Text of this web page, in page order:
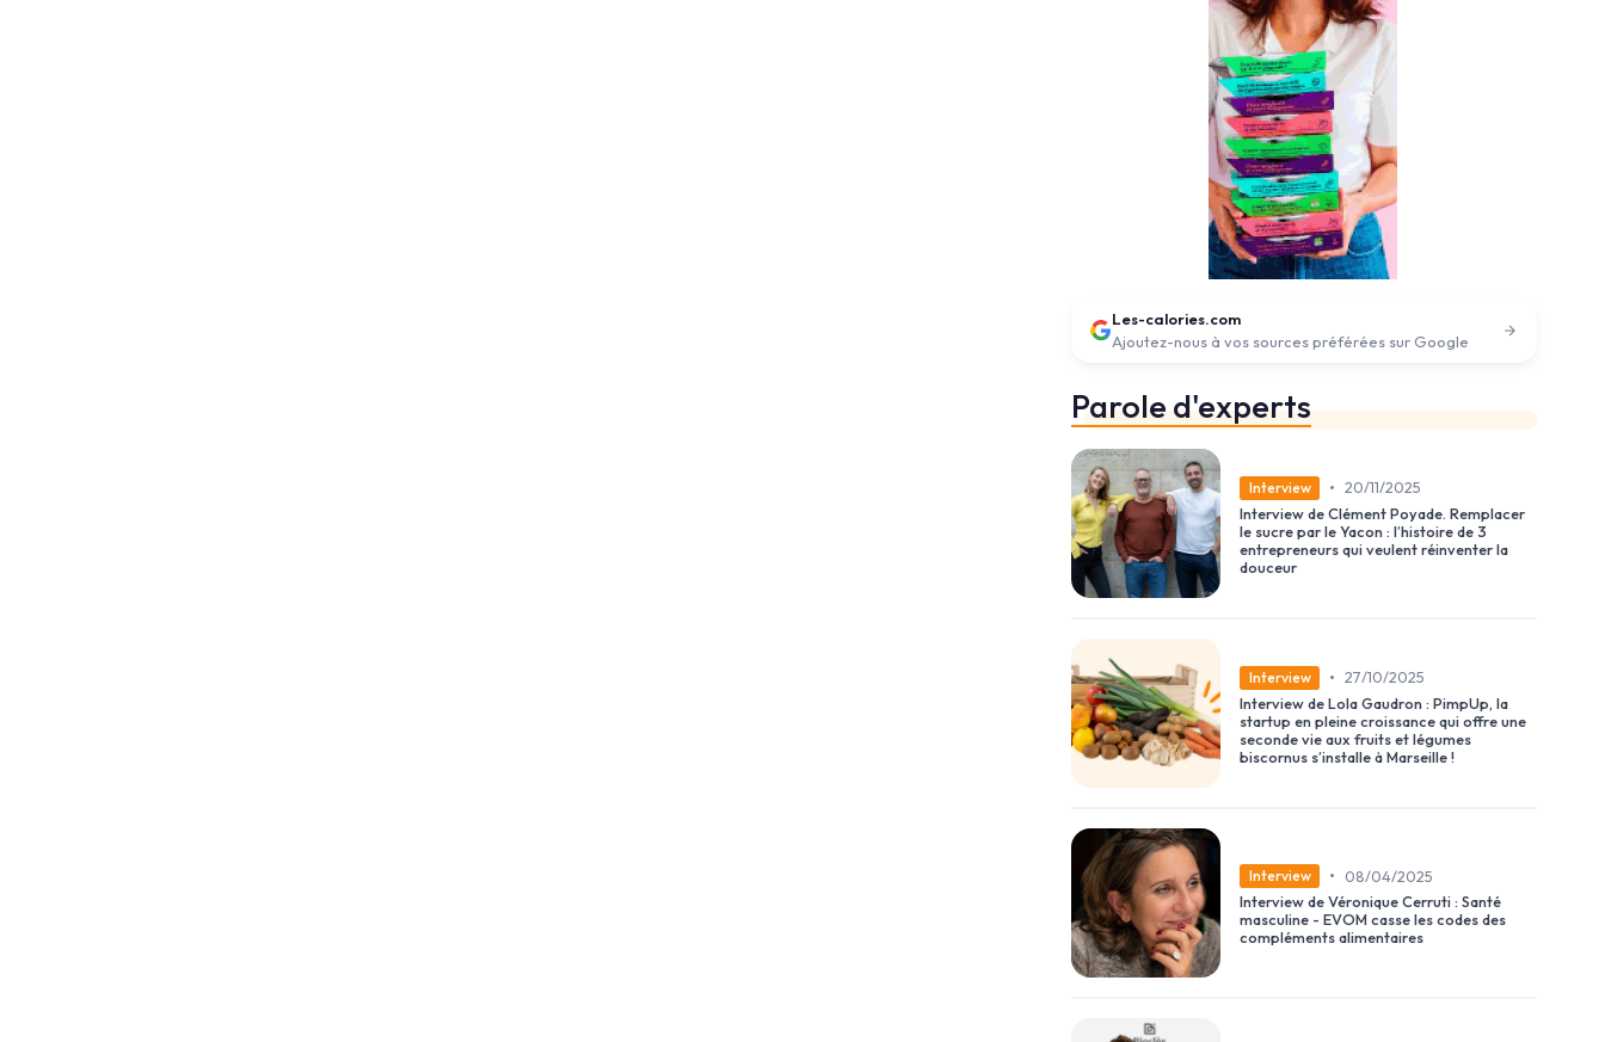
Les-calories.com
Ajoutez-nous à vos sources préférées sur Google
Parole d'experts
Interview • 20/11/2025
Interview de Clément Poyade. Remplacer
le sucre par le Yacon : l’histoire de 3
entrepreneurs qui veulent réinventer la
douceur
Interview • 27/10/2025
Interview de Lola Gaudron : PimpUp, la
startup en pleine croissance qui offre une
seconde vie aux fruits et légumes
biscornus s’installe à Marseille !
Interview •
08/04/2025
Interview de Véronique Cerruti : Santé
masculine - EVOM casse les codes des
compléments alimentaires